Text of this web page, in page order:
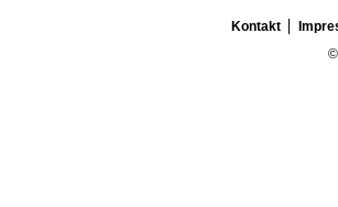
Kontakt
©